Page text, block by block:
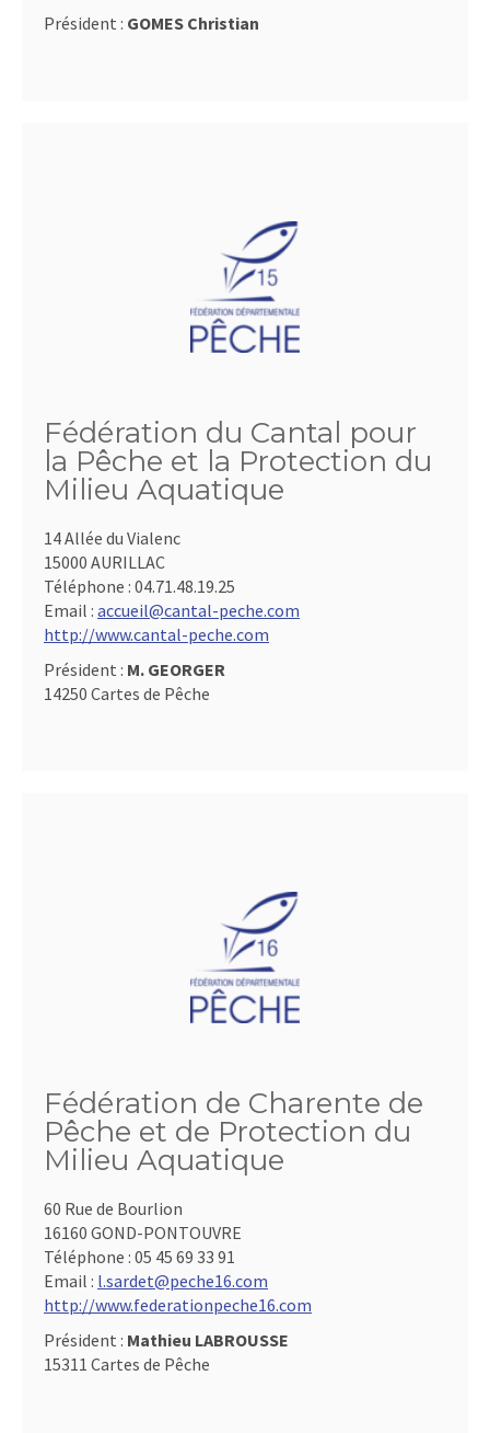
Président : GOMES Christian
Fédération du Cantal pour
la Pêche et la Protection du
Milieu Aquatique
14 Allée du Vialenc
15000 AURILLAC
Téléphone : 04.71.48.19.25
Email : accueil@cantal-peche.com
http://www.cantal-peche.com
Président : M. GEORGER
14250 Cartes de Pêche
Fédération de Charente de
Pêche et de Protection du
Milieu Aquatique
60 Rue de Bourlion
16160 GOND-PONTOUVRE
Téléphone : 05 45 69 33 91
Email : l.sardet@peche16.com
http://www.federationpeche16.com
Président : Mathieu LABROUSSE
15311 Cartes de Pêche